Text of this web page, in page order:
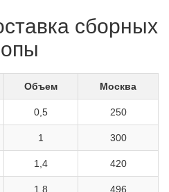
сборных
Объем Москва
0,5 250
1 300
1,4 420
1,8 496